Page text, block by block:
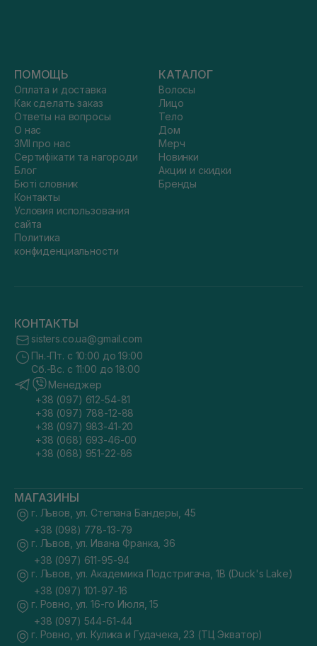
ПОМОЩЬ
Оплата и доставка
Как сделать заказ
Ответы на вопросы
О нас
ЗМІ про нас
Сертифікати та нагороди
Блог
Бюті словник
Контакты
Условия использования
сайта
Политика
конфиденциальности
КАТАЛОГ
Волосы
Лицо
Тело
Дом
Мерч
Новинки
Акции и скидки
Бренды
КОНТАКТЫ
sisters.co.ua@gmail.com
Пн.-Пт. с 10:00 до 19:00
Сб.-Вс. с 11:00 до 18:00
Менеджер
+38 (097) 612-54-81
+38 (097) 788-12-88
+38 (097) 983-41-20
+38 (068) 693-46-00
+38 (068) 951-22-86
МАГАЗИНЫ
г. Львов, ул. Степана Бандеры, 45
+38 (098) 778-13-79
г. Львов, ул. Ивана Франка, 36
+38 (097) 611-95-94
г. Львов, ул. Академика Подстригача, 1В (Duck's Lake)
+38 (097) 101-97-16
г. Ровно, ул. 16-го Июля, 15
+38 (097) 544-61-44
г. Ровно, ул. Кулика и Гудачека, 23 (ТЦ Экватор)